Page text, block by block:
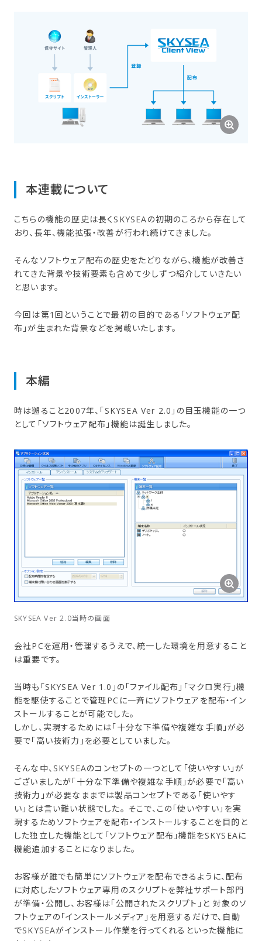
本連載に​ついて
こちらの機能の歴史は長くSKYSEAの初期のころから存在して
おり、長年、機能拡張・改善が行われ続けてきました。
そんなソフトウェア配布の歴史をたどりながら、機能が改善さ
れてきた背景や技術要素も含めて少しずつ紹介していきたい
と思います。
今回は第1回ということで最初の目的である「ソフトウェア配
布」が生まれた背景などを掲載いたします。
本編
時は遡ること2007年、「SKYSEA Ver 2.0」の目玉機能の一つ
として「ソフトウェア配布」機能は誕生しました。
SKYSEA Ver 2.0当時の画面
会社PCを運用・管理するうえで、統一した環境を用意すること
は重要です。
当時も「SKYSEA Ver 1.0」の「ファイル配布」「マクロ実行」機
能を駆使することで管理PCに一斉にソフトウェアを配布・イン
ストールすることが可能でした。
しかし、実現するためには「十分な下準備や複雑な手順」が必
要で「高い技術力」を必要としていました。
そんな中、SKYSEAのコンセプトの一つとして「使いやすい」が
ございましたが「十分な下準備や複雑な手順」が必要で「高い
技術力」が必要なままでは製品コンセプトである「使いやす
い」とは言い難い状態でした。 そこで、この「使いやすい」を実
現するためソフトウェアを配布・インストールすることを目的と
した独立した機能として「ソフトウェア配布」機能をSKYSEAに
機能追加することになりました。
お客様が誰でも簡単にソフトウェアを配布できるように、配布
に対応したソフトウェア専用のスクリプトを弊社サポート部門
が準備・公開し、お客様は「公開されたスクリプト」と 対象のソ
フトウェアの「インストールメディア」を用意するだけで、自動
でSKYSEAがインストール作業を行ってくれるといった機能に